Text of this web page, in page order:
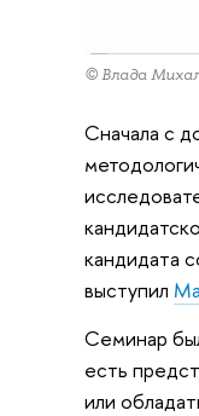
© Влада
Сначала с
кандидата
выступил
Семинар
есть
или